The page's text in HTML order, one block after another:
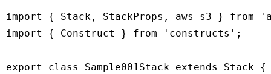
import { Stack, StackProps, aws_s3 } from
import { Construct } from 'constructs';
export class Sample001Stack extends Stack {